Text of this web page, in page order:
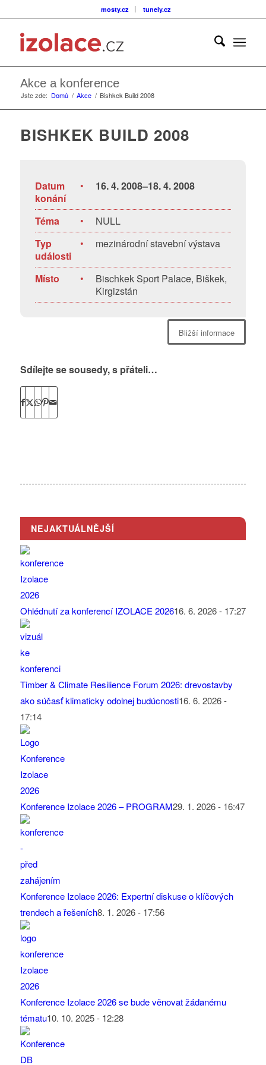
mosty.cz tunely.cz
Akce a konference
Jste zde: Domů / Akce / Bishkek Build 2008
BISHKEK BUILD 2008
Datum
konání
• 16. 4. 2008–18. 4. 2008
Téma •
NULL
Typ
události
• mezinárodní stavební výstava
Místo •
Bischkek Sport Palace, Biškek,
Kirgizstán
Bližší informace
Sdílejte se sousedy, s přáteli…
NEJAKTUÁLNĚJŠÍ
Ohlédnutí za konferencí IZOLACE 202616. 6. 2026 - 17:27
Timber & Climate Resilience Forum 2026: drevostavby
ako súčasť klimaticky odolnej budúcnosti16. 6. 2026 -
17:14
Konference Izolace 2026 – PROGRAM29. 1. 2026 - 16:47
Konference Izolace 2026: Expertní diskuse o klíčových
trendech a řešeních8. 1. 2026 - 17:56
Konference Izolace 2026 se bude věnovat žádanému
tématu10. 10. 2025 - 12:28